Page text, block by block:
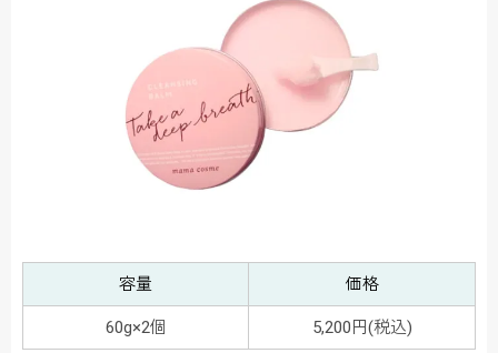
容量 価格
60g×2個 5,200円(税込)